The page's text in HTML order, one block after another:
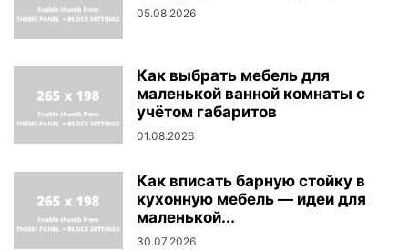
05.08.2026
Как выбрать мебель для
маленькой ванной комнаты с
учётом габаритов
01.08.2026
Как вписать барную стойку в
кухонную мебель — идеи для
маленькой...
30.07.2026